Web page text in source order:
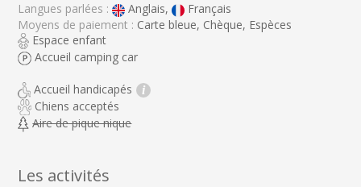
Langues parlées : Anglais,
Français
Moyens de paiement : Carte bleue, Chèque, Espèces
Espace enfant
Accueil camping car
Accueil handicapés i
Chiens acceptés
Aire de pique nique
Les activités